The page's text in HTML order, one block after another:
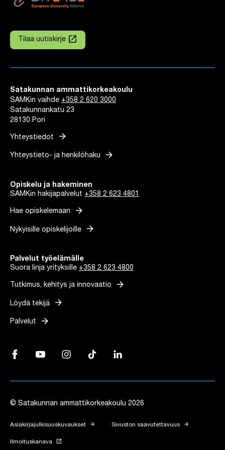
Tilaa uutiskirje
Linkki avautuu uuteen välilehteen
launch
Satakunnan ammattikorkeakoulu
SAMKin vaihde +358 2 620 3000
Satakunnankatu 23
28130 Pori
Yhteystiedot arrow_forward
Yhteystieto- ja henkilöhaku arrow_forward
Opiskelu ja hakeminen
SAMKin hakijapalvelut +358 2 623 4801
Hae opiskelemaan arrow_forward
Nykyisille opiskelijoille arrow_forward
Palvelut työelämälle
Suora linja yrityksille +358 2 623 4800
Tutkimus, kehitys ja innovaatio arrow_forward
Löydä tekijä arrow_forward
Palvelut arrow_forward
Facebook, Linkki avautuu uuteen välilehteen
YouTube, Linkki avautuu uuteen välilehteen
Instagram, Linkki avautuu uuteen välilehteen
TikTok, Linkki avautuu uuteen välilehteen
LinkedIn, Linkki avautuu uuteen
© Satakunnan ammattikorkeakoulu 2026
Asiakirjajulkisuuskuvaukset arrow_forward Sivuston saavutettavuus arrow_forward
Ilmoituskanava Linkki avautuu uuteen välilehteen
launch